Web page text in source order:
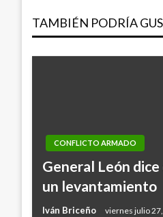
entradas
TAMBIÉN PODRÍA
CONFLICTO ARMADO
General León
un levantamiento
Iván Briceño viernes julio